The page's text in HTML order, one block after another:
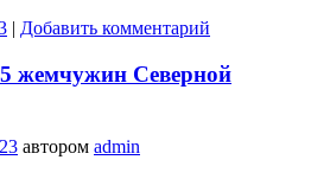
| Добавить комментарий
жемчужин Северной
автором admin